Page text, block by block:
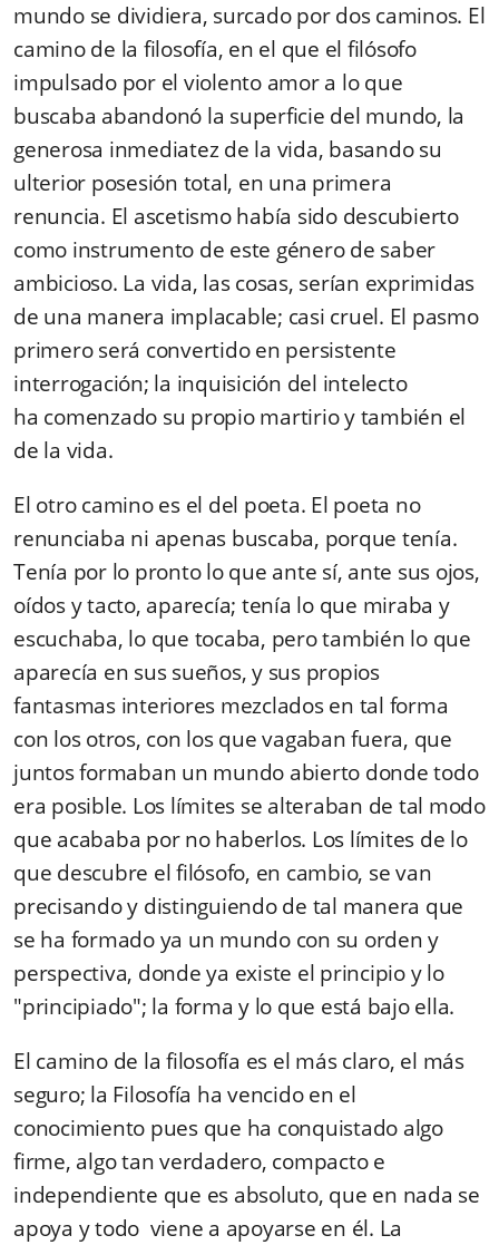
mundo se dividiera, surcado por dos caminos. El
camino de la filosofía, en el que el filósofo
impulsado por el violento amor a lo que
buscaba abandonó la superficie del mundo, la
generosa inmediatez de la vida, basando su
ulterior posesión total, en una primera
renuncia. El ascetismo había sido descubierto
como instrumento de este género de saber
ambicioso. La vida, las cosas, serían exprimidas
de una manera implacable; casi cruel. El pasmo
primero será convertido en persistente
interrogación; la inquisición del intelecto
ha comenzado su propio martirio y también el
de la vida.
El otro camino es el del poeta. El poeta no
renunciaba ni apenas buscaba, porque tenía.
Tenía por lo pronto lo que ante sí, ante sus ojos,
oídos y tacto, aparecía; tenía lo que miraba y
escuchaba, lo que tocaba, pero también lo que
aparecía en sus sueños, y sus propios
fantasmas interiores mezclados en tal forma
con los otros, con los que vagaban fuera, que
juntos formaban un mundo abierto donde todo
era posible. Los límites se alteraban de tal modo
que acababa por no haberlos. Los límites de lo
que descubre el filósofo, en cambio, se van
precisando y distinguiendo de tal manera que
se ha formado ya un mundo con su orden y
perspectiva, donde ya existe el principio y lo
"principiado"; la forma y lo que está bajo ella.
El camino de la filosofía es el más claro, el más
seguro; la Filosofía ha vencido en el
conocimiento pues que ha conquistado algo
firme, algo tan verdadero, compacto e
independiente que es absoluto, que en nada se
apoya y todo viene a apoyarse en él. La